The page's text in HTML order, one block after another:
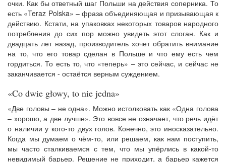
очки. Как бы ответный шаг Польши на действия соперника. То
есть «Teraz Polska» – фраза объединяющая и призывающая к
действию. Кстати, на упаковках некоторых товаров народного
потребления до сих пор можно увидеть этот слоган. Как и
двадцать лет назад, производитель хочет обратить внимание
на то, что его товар сделан в Польше и что ему есть чем
гордиться. То есть то, что «теперь» – это сейчас, и сейчас не
заканчивается - остаётся верным суждением.
«Co dwie głowy, to nie jedna»
«Две головы – не одна». Можно истолковать как «Одна голова
– хорошо, а две лучше». Это вовсе не означает, что речь идёт
о наличии у кого-то двух голов. Конечно, это иносказательно.
Когда мы думаем о чём-то, или решаем, как нам поступить,
мы часто сталкиваемся с тем, что мы упёрлись в какой-то
невидимый барьер. Решение не приходит, а барьер кажется